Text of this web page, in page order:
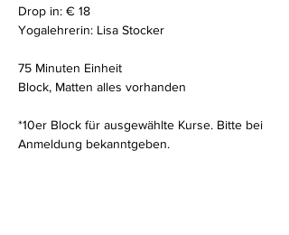
Drop in: € 18
Yogalehrerin: Lisa Stocker
75 Minuten Einheit
Block, Matten alles vorhanden
*10er Block für ausgewählte Kurse. Bitte bei
Anmeldung bekanntgeben.